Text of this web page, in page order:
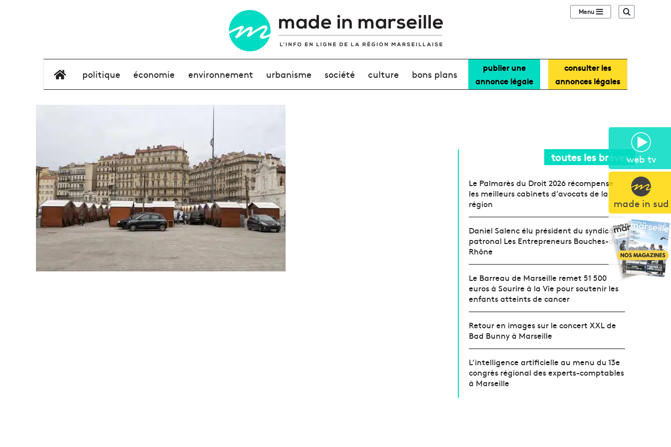
web tv
made in sud
Sidebar (barre
élément de menu
politique économie environnement urbanisme société culture bons plans
publier une
annonce légale
consulter les
annonces légales
toutes les brèves
Le Palmarès du Droit 2026 récompense
les meilleurs cabinets d’avocats de la
région
Daniel Salenc élu président du syndicat
patronal Les Entrepreneurs Bouches-du-
Rhône
Le Barreau de Marseille remet 51 500
euros à Sourire à la Vie pour soutenir les
enfants atteints de cancer
Retour en images sur le concert XXL de
Bad Bunny à Marseille
L’intelligence artificielle au menu du 13e
congrès régional des experts-comptables
à Marseille